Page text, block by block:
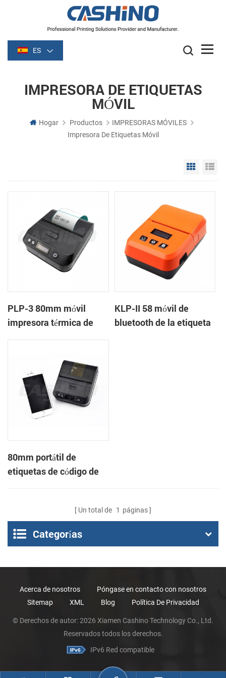
ES
IMPRESORA DE ETIQUETAS
MÓVIL
Hogar Productos
IMPRESORAS MÓVILES
Impresora De Etiquetas Móvil
Grid
PLP-3 80mm móvil
impresora térmica de
KLP-II 58 móvil de
bluetooth de la etiqueta
80mm portátil de
etiquetas de código de
Un total de 1 páginas
Categorías
Acerca de nosotros
Póngase en contacto con nosotros
Sitemap
XML Blog Política De Privacidad
© Derechos de autor: 2026 Xiamen Cashino Technology Co., Ltd.
Reservados todos los derechos.
IPv6 Red compatible